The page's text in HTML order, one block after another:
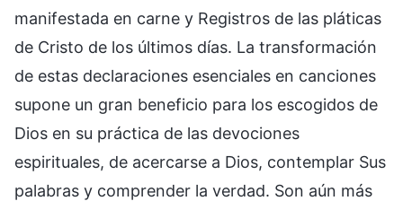
manifestada en carne y Registros de las pláticas
de Cristo de los últimos días. La transformación
de estas declaraciones esenciales en canciones
supone un gran beneficio para los escogidos de
Dios en su práctica de las devociones
espirituales, de acercarse a Dios, contemplar Sus
palabras y comprender la verdad. Son aún más